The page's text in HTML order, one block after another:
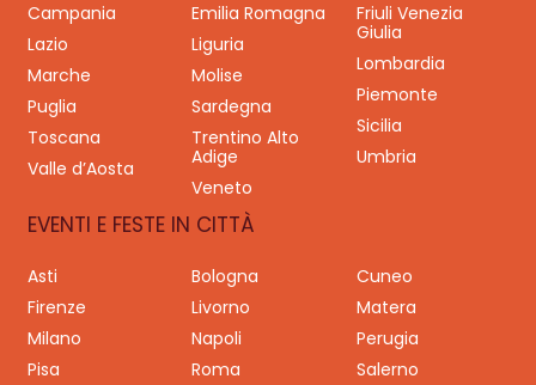
Campania
Emilia Romagna
Friuli Venezia
Giulia
Lazio
Liguria
Lombardia
Marche
Molise
Piemonte
Puglia
Sardegna
Sicilia
Toscana
Trentino Alto
Adige
Umbria
Valle d’Aosta
Veneto
EVENTI E FESTE IN CITTÀ
Asti Bologna
Cuneo
Firenze
Livorno
Matera
Milano
Napoli
Perugia
Pisa
Roma
Salerno